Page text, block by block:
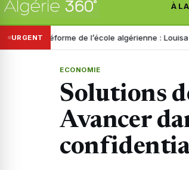
À
URGENTde l’école algérienne : Louisa Hanoune
ECONOMIE
Solutions
Avancer